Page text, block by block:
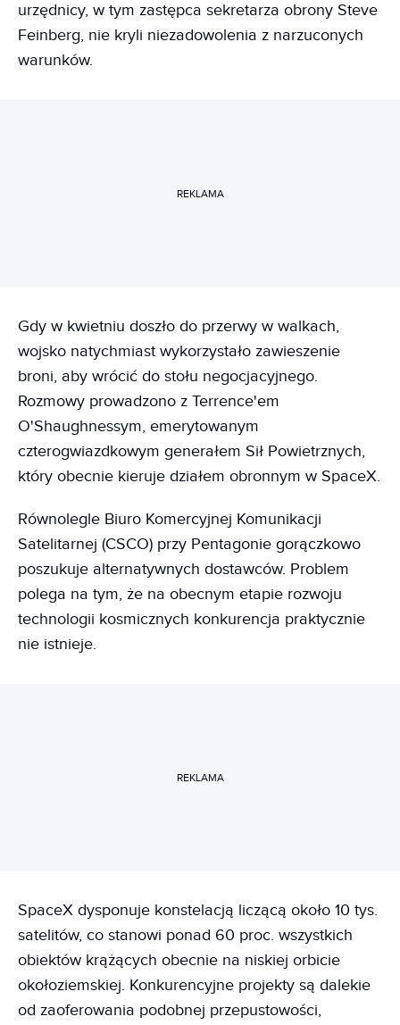
urzędnicy, w tym zastępca sekretarza obrony Steve
Feinberg, nie kryli niezadowolenia z narzuconych
warunków.
REKLAMA
Gdy w kwietniu doszło do przerwy w walkach,
wojsko natychmiast wykorzystało zawieszenie
broni, aby wrócić do stołu negocjacyjnego.
Rozmowy prowadzono z Terrence'em
O'Shaughnessym, emerytowanym
czterogwiazdkowym generałem Sił Powietrznych,
który obecnie kieruje działem obronnym w SpaceX.
Równolegle Biuro Komercyjnej Komunikacji
Satelitarnej (CSCO) przy Pentagonie gorączkowo
poszukuje alternatywnych dostawców. Problem
polega na tym, że na obecnym etapie rozwoju
technologii kosmicznych konkurencja praktycznie
nie istnieje.
REKLAMA
SpaceX dysponuje konstelacją liczącą około 10 tys.
satelitów, co stanowi ponad 60 proc. wszystkich
obiektów krążących obecnie na niskiej orbicie
okołoziemskiej. Konkurencyjne projekty są dalekie
od zaoferowania podobnej przepustowości,